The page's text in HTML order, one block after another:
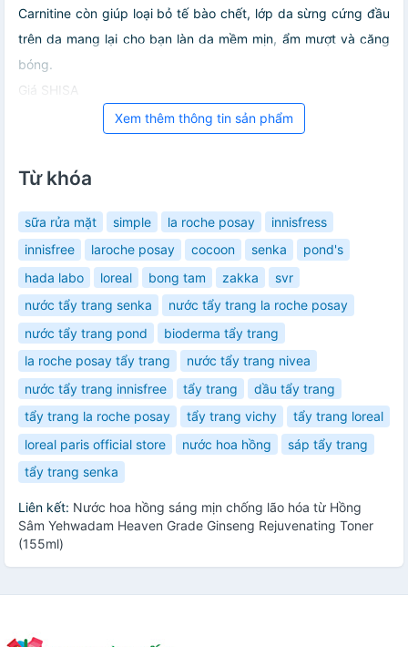
Carnitine còn giúp loại bỏ tế bào chết, lớp da sừng cứng đầu
trên da mang lại cho bạn làn da mềm mịn, ẩm mượt và căng
bóng.
Giá SHISA
Xem thêm thông tin sản phẩm
Từ khóa
sữa rửa mặt simple la roche posay
innisfress
innisfree
laroche posay cocoon senka
pond's
hada labo
loreal bong tam zakka
svr
nước tẩy trang senka
nước tẩy trang la roche posay
nước tẩy trang pond
bioderma tẩy trang
la roche posay tẩy trang
nước tẩy trang nivea
nước tẩy trang innisfree
tẩy trang
dầu tẩy trang
tẩy trang la roche posay
tẩy trang vichy
tẩy trang loreal
loreal paris official store
nước hoa hồng
sáp tẩy trang
tẩy trang senka
Liên kết: Nước hoa hồng sáng mịn chống lão hóa từ Hồng
Sâm Yehwadam Heaven Grade Ginseng Rejuvenating Toner
(155ml)